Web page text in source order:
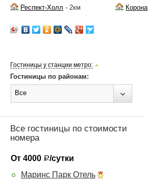
Респект-Холл - 2км Корона
Гостиницы у станции метро:
Гостиницы по районам:
Все
Все гостиницы по стоимости
номера
От 4000 Р/сутки
Маринс Парк Отель